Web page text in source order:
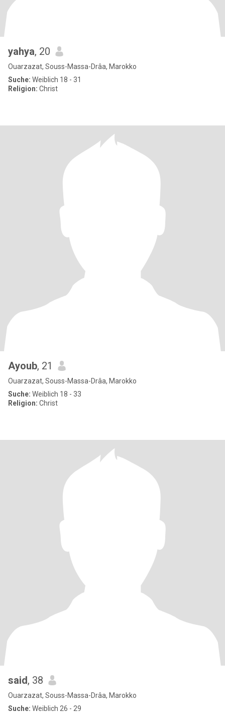
yahya, 20
Ouarzazat, Souss-Massa-Drâa, Marokko
Suche: Weiblich 18 - 31
Religion: Christ
Ayoub, 21
Ouarzazat, Souss-Massa-Drâa, Marokko
Suche: Weiblich 18 - 33
Religion: Christ
said, 38
Ouarzazat, Souss-Massa-Drâa, Marokko
Suche: Weiblich 26 - 29